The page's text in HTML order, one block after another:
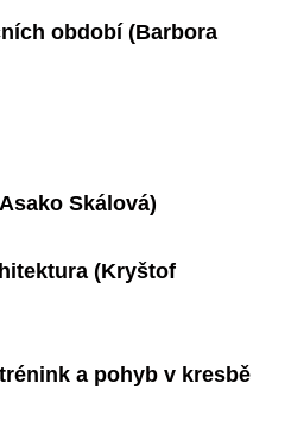
období (Barbora
Skálová)
(Kryštof
a pohyb v kresbě